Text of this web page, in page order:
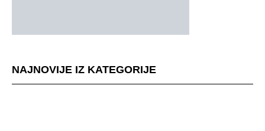
NAJNOVIJE IZ KATEGORIJE